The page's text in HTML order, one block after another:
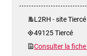
L2RH - site Tiercé
49125 Tiercé
Consulter la